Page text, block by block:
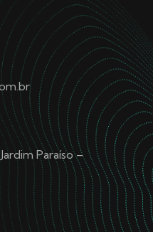
Paraíso –